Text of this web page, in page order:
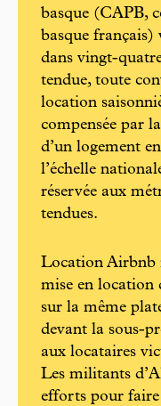
basque (CAPB,
basque français)
dans vingt-
tendue, toute
location
compensée par
d’un logement
l’échelle
réservée aux
tendues.
Location Airbnb
mise en location
sur la même
devant la sous-
aux locataires
Les militants
efforts pour